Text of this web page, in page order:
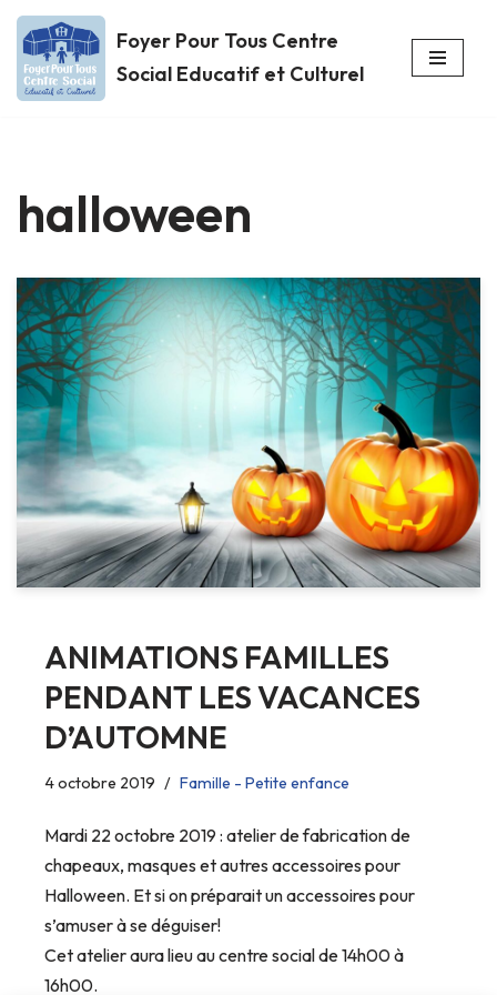
Aller
au
Foyer Pour Tous Centre
Social Educatif et Culturel
halloween
ANIMATIONS FAMILLES
PENDANT LES VACANCES
D’AUTOMNE
4 octobre 2019 Famille - Petite enfance
Mardi 22 octobre 2019 : atelier de fabrication de
chapeaux, masques et autres accessoires pour
Halloween. Et si on préparait un accessoires pour
s’amuser à se déguiser!
Cet atelier aura lieu au centre social de 14h00 à
16h00.